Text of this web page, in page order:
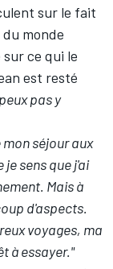
sur le fait
monde
ce qui le
est resté
pas y
séjour aux
sens que j'ai
Mais à
d'aspects.
voyages, ma
à essayer."